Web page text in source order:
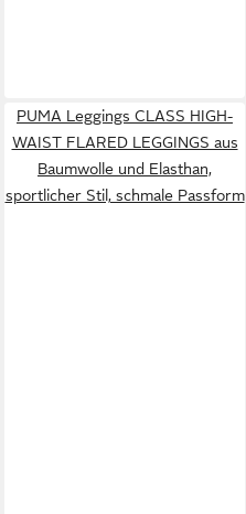
PUMA Leggings CLASS HIGH-
WAIST FLARED LEGGINGS aus
Baumwolle und Elasthan,
sportlicher Stil, schmale Passform